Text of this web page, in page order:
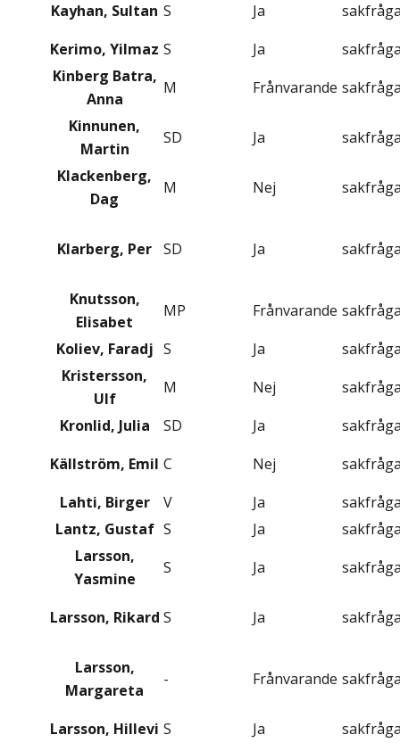
Kayhan, Sultan S Ja
Kerimo, Yilmaz S Ja
Kinberg Batra,
Anna
M Frånvarande
Kinnunen,
Martin
SD Ja
Klackenberg,
Dag
M Nej
Klarberg, Per SD Ja
Knutsson,
Elisabet
MP Frånvarande
Koliev, Faradj S Ja
Kristersson,
Ulf
M Nej
Kronlid, Julia
SD Ja
Källström, Emil C Nej
Lahti, Birger
V Ja
Lantz, Gustaf S Ja
Larsson,
Yasmine
S Ja
Larsson, Rikard S Ja
Larsson,
Margareta
- Frånvarande
Larsson, Hillevi S Ja